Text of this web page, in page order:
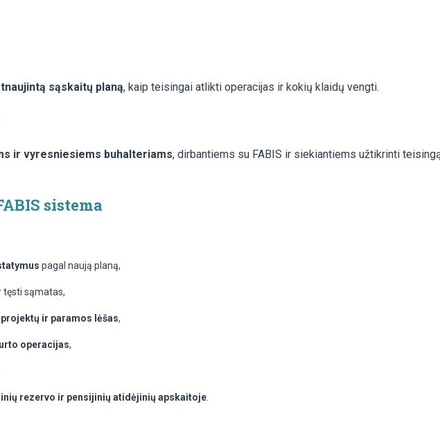
sąskaitų planą, kaip teisingai atlikti operacijas ir kokių klaidų vengti.
ir vyresniesiems buhalteriams, dirbantiems su FABIS ir siekiantiems užtikrinti
sistema
pagal naują planą,
tęsti sąmatas,
ir paramos lėšas,
operacijas,
rezervo ir pensijinių atidėjinių apskaitoje